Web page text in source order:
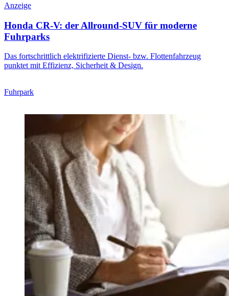
Anzeige
Honda CR-V: der Allround-SUV für moderne
Fuhrparks
Das fortschrittlich elektrifizierte Dienst- bzw. Flottenfahrzeug
punktet mit Effizienz, Sicherheit & Design.
Fuhrpark